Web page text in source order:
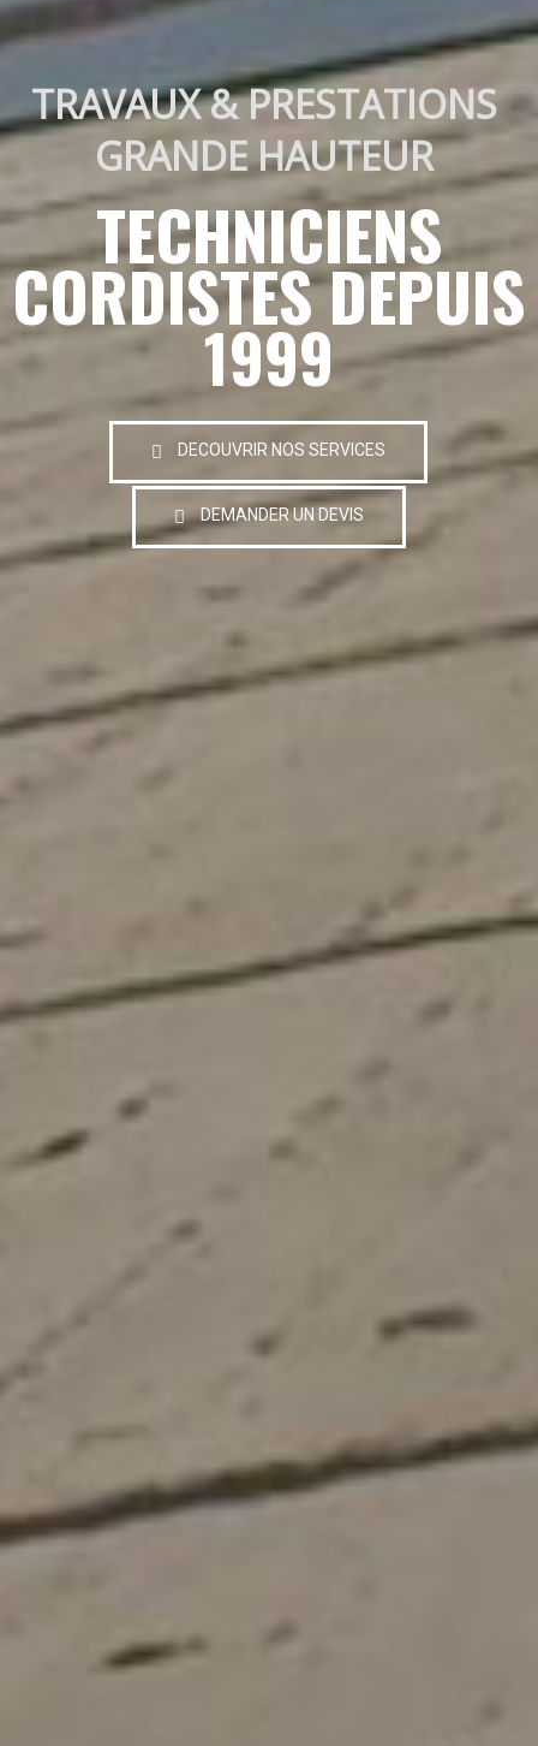
TRAVAUX & PRESTATIONS
GRANDE HAUTEUR
TECHNICIENS
CORDISTES DEPUIS
1999
DECOUVRIR NOS SERVICES
DEMANDER UN DEVIS